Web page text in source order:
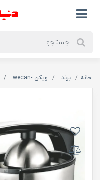
خانه برند ویکن -wecan